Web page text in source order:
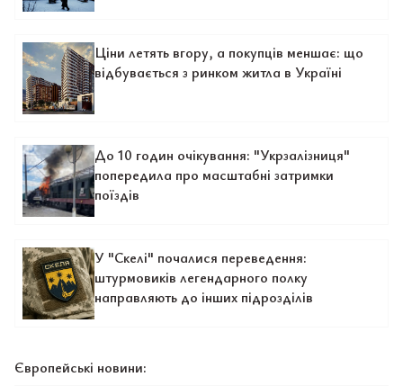
Ціни летять вгору, а покупців меншає: що
відбувається з ринком житла в Україні
До 10 годин очікування: "Укрзалізниця"
попередила про масштабні затримки
поїздів
У "Скелі" почалися переведення:
штурмовиків легендарного полку
направляють до інших підрозділів
Європейські новини: